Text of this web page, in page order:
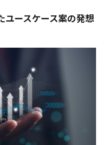
ユースケース案の発想